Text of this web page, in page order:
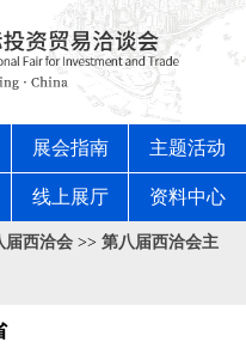
展会指南 主题活动
线上展厅 资料中心
届西洽会 >> 第八届西洽会主